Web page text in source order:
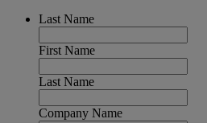
Last Name
First Name
Last Name
Company Name